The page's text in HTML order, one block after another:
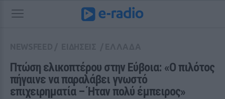
Πτώση ελικοπτέρου στην Εύβοια: «Ο πιλότος
πήγαινε να παραλάβει γνωστό
επιχειρηματία – Ήταν πολύ έμπειρος»